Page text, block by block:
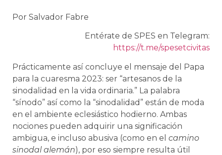
Por Salvador Fabre
Entérate de SPES en Telegram:
https://t.me/spesetcivitas
Prácticamente así concluye el mensaje del Papa
para la cuaresma 2023: ser “artesanos de la
sinodalidad en la vida ordinaria.” La palabra
“sínodo” así como la “sinodalidad” están de moda
en el ambiente eclesiástico hodierno. Ambas
nociones pueden adquirir una significación
ambigua, e incluso abusiva (como en el camino
sinodal alemán), por eso siempre resulta útil